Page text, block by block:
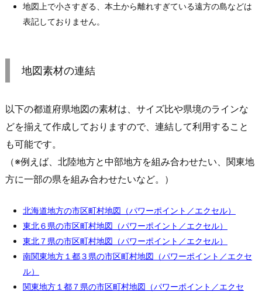
地図上で小さすぎる、本土から離れすぎている遠方の島などは
表記しておりません。
地図素材の連結
以下の都道府県地図の素材は、サイズ比や県境のラインな
どを揃えて作成しておりますので、連結して利用すること
も可能です。
（※例えば、北陸地方と中部地方を組み合わせたい、関東地
方に一部の県を組み合わせたいなど。）
北海道地方の市区町村地図（パワーポイント／エクセル）
東北６県の市区町村地図（パワーポイント／エクセル）
東北７県の市区町村地図（パワーポイント／エクセル）
南関東地方１都３県の市区町村地図（パワーポイント／エクセ
ル）
関東地方１都７県の市区町村地図（パワーポイント／エクセ